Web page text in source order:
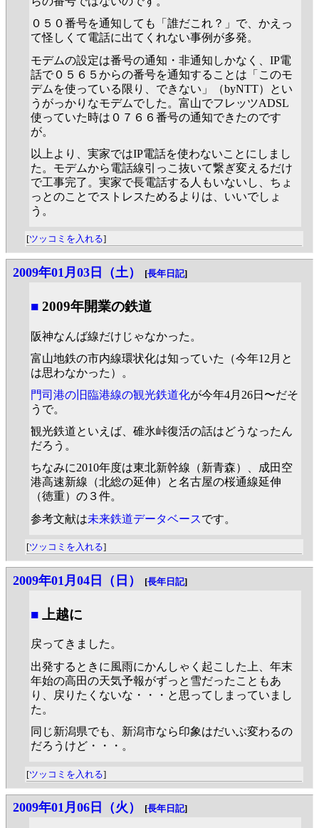
０５０番号を通知しても「誰だこれ？」で、かえっ
て怪しくて電話に出てくれない事例が多発。
モデムの設定は番号の通知・非通知しかなく、IP電
話で０５６５からの番号を通知することは「このモ
デムを使っている限り、できない」（byNTT）とい
うがっかりなモデムでした。富山でフレッツADSL
使っていた時は０７６６番号の通知できたのです
が。
以上より、実家ではIP電話を使わないことにしまし
た。モデムから電話線引っこ抜いて繋ぎ変えるだけ
で工事完了。実家で長電話する人もいないし、ちょ
っとのことでストレスためるよりは、いいでしょ
う。
[ツッコミを入れる]
2009年01月03日（土） [長年日記]
■ 2009年開業の鉄道
阪神なんば線だけじゃなかった。
富山地鉄の市内線環状化は知っていた（今年12月と
は思わなかった）。
門司港の旧臨港線の観光鉄道化が今年4月26日〜だそ
うで。
観光鉄道といえば、碓氷峠復活の話はどうなったん
だろう。
ちなみに2010年度は東北新幹線（新青森）、成田空
港高速新線（北総の延伸）と名古屋の桜通線延伸
（徳重）の３件。
参考文献は未来鉄道データベースです。
[ツッコミを入れる]
2009年01月04日（日） [長年日記]
■ 上越に
戻ってきました。
出発するときに風雨にかんしゃく起こした上、年末
年始の高田の天気予報がずっと雪だったこともあ
り、戻りたくないな・・・と思ってしまっていまし
た。
同じ新潟県でも、新潟市なら印象はだいぶ変わるの
だろうけど・・・。
[ツッコミを入れる]
2009年01月06日（火） [長年日記]